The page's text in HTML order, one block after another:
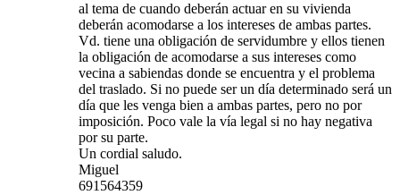
al tema de cuando deberán actuar en su vivienda
deberán acomodarse a los intereses de ambas partes.
Vd. tiene una obligación de servidumbre y ellos tienen
la obligación de acomodarse a sus intereses como
vecina a sabiendas donde se encuentra y el problema
del traslado. Si no puede ser un día determinado será un
día que les venga bien a ambas partes, pero no por
imposición. Poco vale la vía legal si no hay negativa
por su parte.
Un cordial saludo.
Miguel
691564359